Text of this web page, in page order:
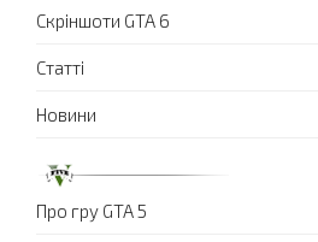
Скріншоти GTA 6
Статті
Новини
Про гру GTA 5